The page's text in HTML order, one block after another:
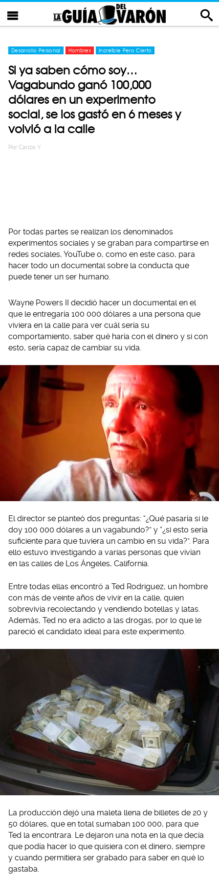
Desarrollo Personal Hombres Increíble Pero Cierto
Si ya saben cómo soy…
Vagabundo ganó 100,000
dólares en un experimento
social, se los gastó en 6 meses y
volvió a la calle
Por Carlos Y
Por todas partes se realizan los denominados
experimentos sociales y se graban para compartirse en
redes sociales, YouTube o, como en este caso, para
hacer todo un documental sobre la conducta que
puede tener un ser humano.
Wayne Powers II decidió hacer un documental en el
que le entregaría 100 000 dólares a una persona que
viviera en la calle para ver cuál sería su
comportamiento, saber qué haría con el dinero y si con
esto, sería capaz de cambiar su vida.
El director se planteó dos preguntas: “¿Qué pasaría si le
doy 100 000 dólares a un vagabundo?” y “¿si esto sería
suficiente para que tuviera un cambio en su vida?”. Para
ello estuvo investigando a varias personas que vivían
en las calles de Los Ángeles, California.
Entre todas ellas encontró a Ted Rodriguez, un hombre
con más de veinte años de vivir en la calle, quien
sobrevivía recolectando y vendiendo botellas y latas.
Además, Ted no era adicto a las drogas, por lo que le
pareció el candidato ideal para este experimento.
La producción dejó una maleta llena de billetes de 20 y
50 dólares, que en total sumaban 100 000, para que
Ted la encontrara. Le dejaron una nota en la que decía
que podía hacer lo que quisiera con el dinero, siempre
y cuando permitiera ser grabado para saber en qué lo
gastaba.